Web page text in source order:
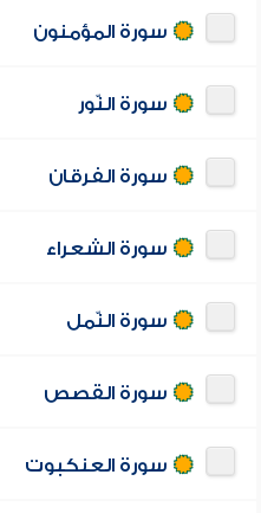
سورة المؤمنون
سورة النّور
سورة الفرقان
سورة الشعراء
سورة النّمل
سورة القصص
سورة العنكبوت